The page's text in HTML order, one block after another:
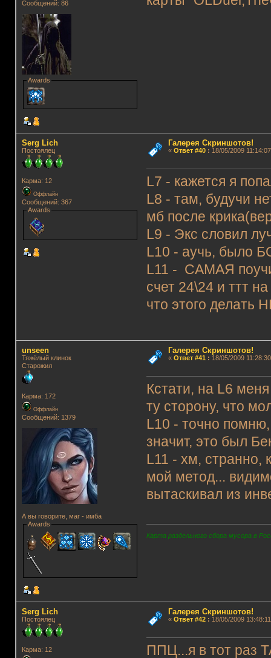
Сообщений: 86
Awards
Serg Lich
Постоялец
Карма: 12
Оффлайн
Сообщений: 367
Awards
Галерея Скриншотов!
« Ответ #40: 18/05/2009
L7 - кажется я
L8 - там, будучи
мб после
L9 - Экс словил
L10 - аучь, было
L11 - САМАЯ
счет 24\24 и ттт
что этого
unseen
Тяжёлый клинок
Старожил
Карма: 172
Оффлайн
Сообщений: 1379
А вы говорите, маг - имба
Awards
Галерея Скриншотов!
« Ответ #41 : 18/05/2009
Кстати, на L6
ту сторону, что
L10 - точно
значит, это был
L11 - хм, странно,
мой метод...
вытаскивал из
Карта раздельного сбора мусора в
Serg Lich
Постоялец
Карма: 12
Галерея Скриншотов!
« Ответ #42: 18/05/2009
ППЦ...я в тот раз